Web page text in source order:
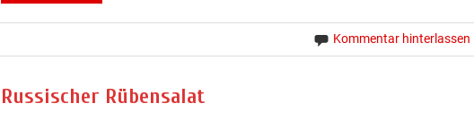
Kommentar hinterlassen
Russischer Rübensalat